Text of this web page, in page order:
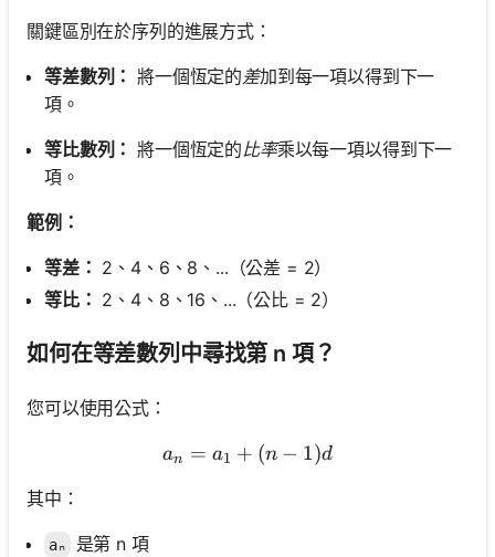
關鍵區別在於序列的進展方式：
等差數列： 將一個恆定的差加到每一項以得到下一
項。
等比數列： 將一個恆定的比率乘以每一項以得到下一
項。
範例：
等差： 2、4、6、8、...（公差 = 2）
等比： 2、4、8、16、...（公比 = 2）
如何在等差數列中尋找第 n 項？
您可以使用公式：
aₙ = a₁ + (n - 1)d
an = a1 + (n − 1)d
其中：
aₙ 是第 n 項